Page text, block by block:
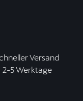
Versand
2-5 Werktage